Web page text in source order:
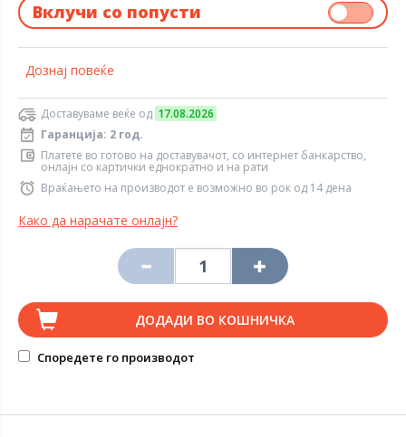
Вклучи со попусти
Дознај повеќе
Доставуваме веќе од 17.08.2026
Гаранција: 2 год.
Платете во готово на доставувачот, со интернет банкарство,
онлајн со картички еднократно и на рати
Враќањето на производот е возможно во рок од 14 дена
Како да нарачате онлајн?
ДОДАДИ ВО КОШНИЧКА
Споредете го производот